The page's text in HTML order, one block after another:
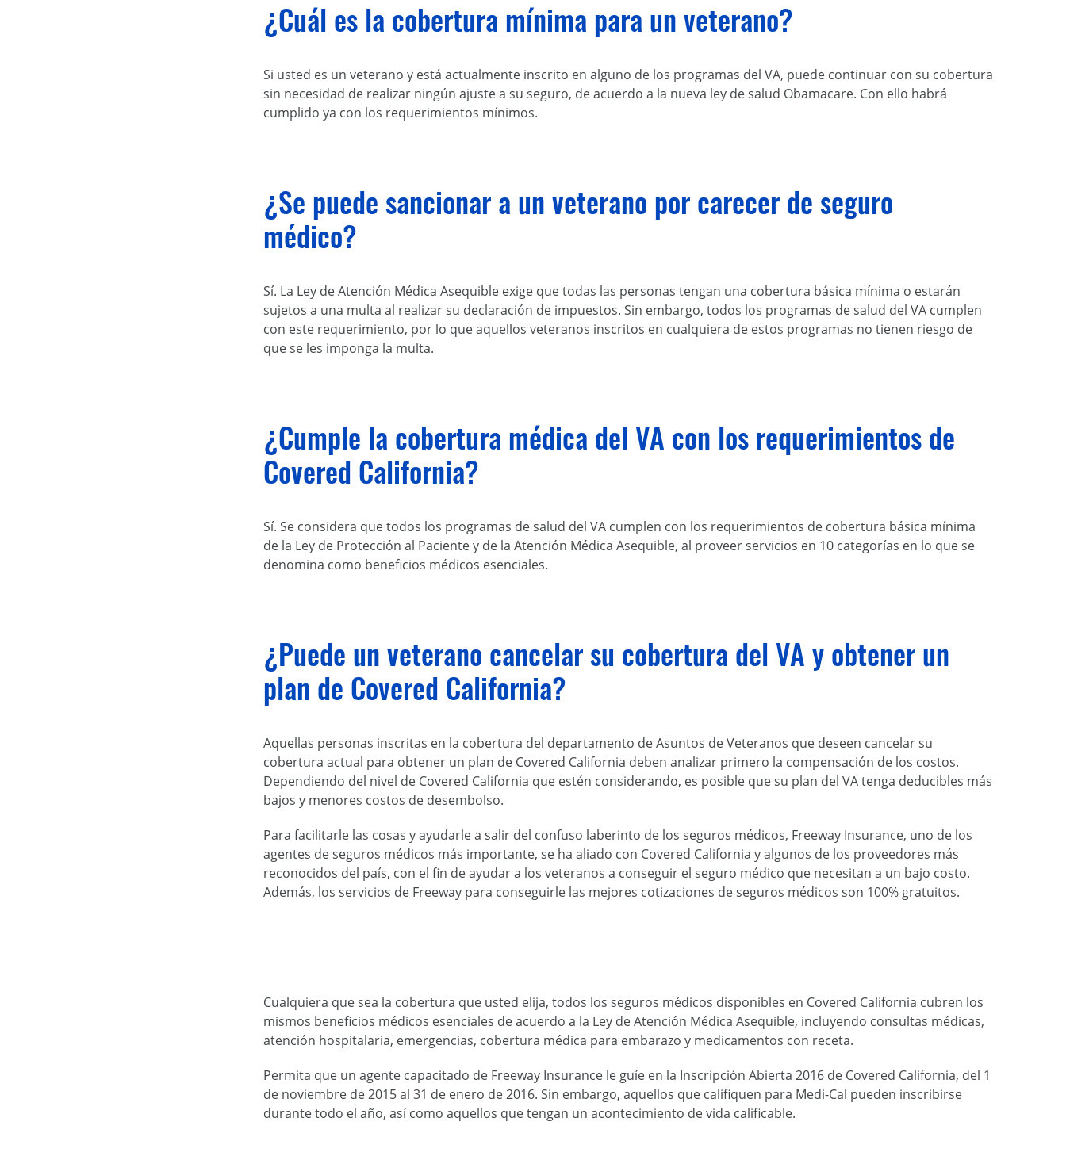
¿Cuál es la cobertura mínima para un veterano?
Si usted es un veterano y está actualmente inscrito en alguno de los programas del VA, puede continuar con su cobertura
sin necesidad de realizar ningún ajuste a su seguro, de acuerdo a la nueva ley de salud Obamacare. Con ello habrá
cumplido ya con los requerimientos mínimos.
¿Se puede sancionar a un veterano por carecer de seguro
médico?
Sí. La Ley de Atención Médica Asequible exige que todas las personas tengan una cobertura básica mínima o estarán
sujetos a una multa al realizar su declaración de impuestos. Sin embargo, todos los programas de salud del VA cumplen
con este requerimiento, por lo que aquellos veteranos inscritos en cualquiera de estos programas no tienen riesgo de
que se les imponga la multa.
¿Cumple la cobertura médica del VA con los requerimientos de
Covered California?
Sí. Se considera que todos los programas de salud del VA cumplen con los requerimientos de cobertura básica mínima
de la Ley de Protección al Paciente y de la Atención Médica Asequible, al proveer servicios en 10 categorías en lo que se
denomina como beneficios médicos esenciales.
¿Puede un veterano cancelar su cobertura del VA y obtener un
plan de Covered California?
Aquellas personas inscritas en la cobertura del departamento de Asuntos de Veteranos que deseen cancelar su
cobertura actual para obtener un plan de Covered California deben analizar primero la compensación de los costos.
Dependiendo del nivel de Covered California que estén considerando, es posible que su plan del VA tenga deducibles más
bajos y menores costos de desembolso.
Para facilitarle las cosas y ayudarle a salir del confuso laberinto de los seguros médicos, Freeway Insurance, uno de los
agentes de seguros médicos más importante, se ha aliado con Covered California y algunos de los proveedores más
reconocidos del país, con el fin de ayudar a los veteranos a conseguir el seguro médico que necesitan a un bajo costo.
Además, los servicios de Freeway para conseguirle las mejores cotizaciones de seguros médicos son 100% gratuitos.
Cualquiera que sea la cobertura que usted elija, todos los seguros médicos disponibles en Covered California cubren los
mismos beneficios médicos esenciales de acuerdo a la Ley de Atención Médica Asequible, incluyendo consultas médicas,
atención hospitalaria, emergencias, cobertura médica para embarazo y medicamentos con receta.
Permita que un agente capacitado de Freeway Insurance le guíe en la Inscripción Abierta 2016 de Covered California, del 1
de noviembre de 2015 al 31 de enero de 2016. Sin embargo, aquellos que califiquen para Medi-Cal pueden inscribirse
durante todo el año, así como aquellos que tengan un acontecimiento de vida calificable.